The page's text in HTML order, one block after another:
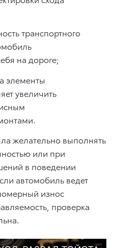
транспортного
на дороге;
элементы
увеличить
желательно выполнять
или при
в поведении
автомобиль ведет
износ
проверка